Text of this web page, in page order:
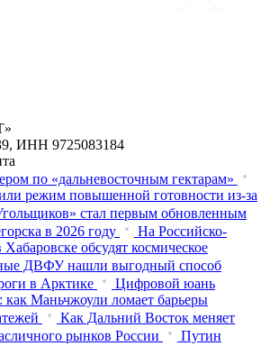
ИНН 9725083184
по «дальневосточным гектарам»
режим повышенной готовности из‑за
стал первым обновленным
в 2026 году
На Российско-
обсудят космическое
ДВФУ нашли выгодный способ
в Арктике
Цифровой юань
как Маньчжоули ломает барьеры
Как Дальний Восток меняет
рынков России
Путин